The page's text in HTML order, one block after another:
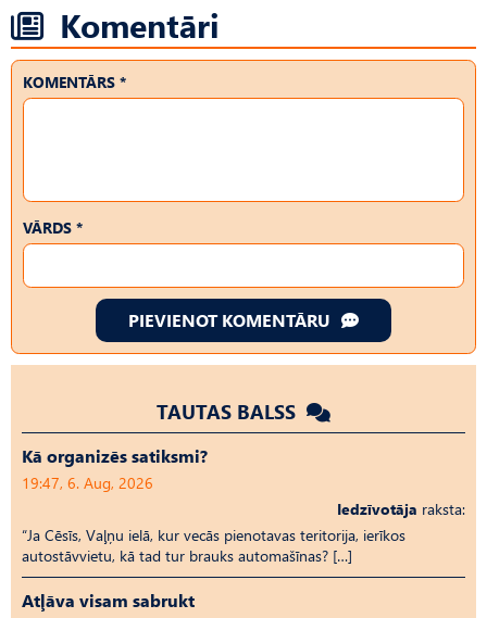
Komentāri
KOMENTĀRS *
VĀRDS *
PIEVIENOT KOMENTĀRU
TAUTAS BALSS
Kā organizēs satiksmi?
19:47, 6. Aug, 2026
Iedzīvotāja raksta:
“Ja Cēsīs, Vaļņu ielā, kur vecās pienotavas teritorija, ierīkos
autostāvvietu, kā tad tur brauks automašīnas? […]
Atļāva visam sabrukt